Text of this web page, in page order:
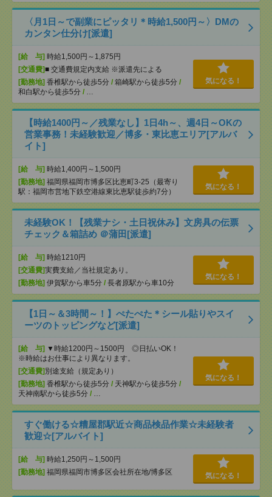
〈月1日～で副業にピッタリ＊時給1,500円～〉DMの
カンタン仕分け[派遣]
[給 与] 時給1,500円～1,875円
[交通費]■ 交通費規定内支給 ※派遣先による
[勤務地] 香椎駅から徒歩5分 / 箱崎駅から徒歩5分 /
和白駅から徒歩5分 / …
気になる！
【時給1400円～／残業なし】1日4h～、週4日～OKの
営業事務！未経験歓迎／博多・東比恵エリア[アルバ
イト]
[給 与] 時給1,400円～1,500円
[勤務地] 福岡県福岡市博多区比恵町3-25（最寄り
駅：福岡市営地下鉄空港線東比恵駅徒歩約7分）
気になる！
未経験OK！【残業ナシ・土日祝休み】文房具の伝票
チェック＆箱詰め ＠蒲田[派遣]
[給 与] 時給1210円
[交通費]実費支給／当社規定あり。
[勤務地] 伊賀駅から車5分 / 長者原駅から車10分
気になる！
【1日～＆3時間～！】ぺたぺた＊シール貼りやスイ
ーツのトッピングなど[派遣]
[給 与] ▼時給1200円～1500円 ◎日払いOK！
※時給はお仕事により異なります。
[交通費] 別途支給（規定あり）
[勤務地] 香椎駅から徒歩5分 / 天神駅から徒歩5分 /
天神南駅から徒歩5分 / …
気になる！
すぐ働ける☆糟屋郡駅近☆商品検品作業☆未経験者
歓迎☆[アルバイト]
[給 与] 時給1,250円～1,500円
[勤務地] 福岡県福岡市博多区会社所在地/博多区 気になる！